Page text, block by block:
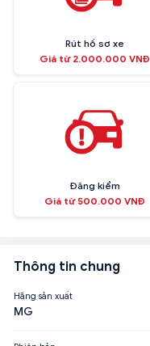
Rút hồ sơ xe
Giá từ 2.000.000 VNĐ
Đăng kiểm
Giá từ 500.000 VNĐ
Thông tin chung
Hãng sản xuất
MG